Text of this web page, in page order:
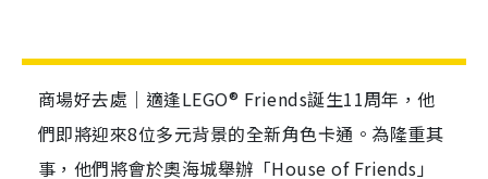
商場好去處｜適逢LEGO® Friends誕生11周年，他
們即將迎來8位多元背景的全新角色卡通。為隆重其
事，他們將會於奧海城舉辦「House of Friends」